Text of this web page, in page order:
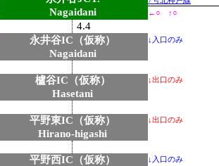
Nagaidani ←○ ↑○
4.4
永井谷IC（仮称） ↓入口のみ
Nagaidani
櫨谷IC（仮称） ↓出口のみ
Hasetani
平野東IC（仮称） ↓出口のみ
Hirano-higashi
平野西IC（仮称） ↓入口のみ